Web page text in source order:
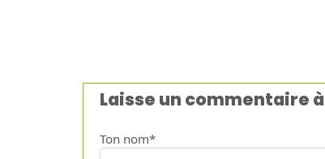
Laisse un commentaire
Ton nom*